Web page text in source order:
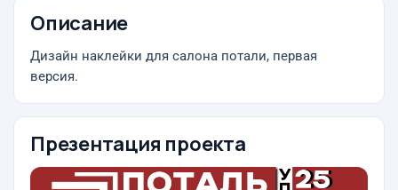
Описание
Дизайн наклейки для салона потали, первая
версия.
Презентация проекта